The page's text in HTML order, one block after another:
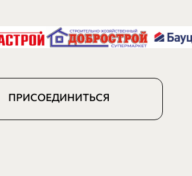
ПРИСОЕДИНИТЬСЯ